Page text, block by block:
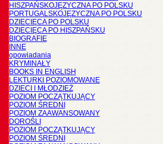
HISZPAŃSKOJĘZYCZNA PO POLSKU
PORTUGALSKOJĘZYCZNA PO POLSKU
DZIECIĘCA PO POLSKU
DZIECIĘCA PO HISZPAŃSKU
BIOGRAFIE
INNE
opowiadania
KRYMINAŁY
BOOKS IN ENGLISH
LEKTURKI POZIOMOWANE
DZIECI I MŁODZIEŻ
POZIOM POCZĄTKUJĄCY
POZIOM ŚREDNI
POZIOM ZAAWANSOWANY
DOROŚLI
POZIOM POCZĄTKUJĄCY
POZIOM ŚREDNI